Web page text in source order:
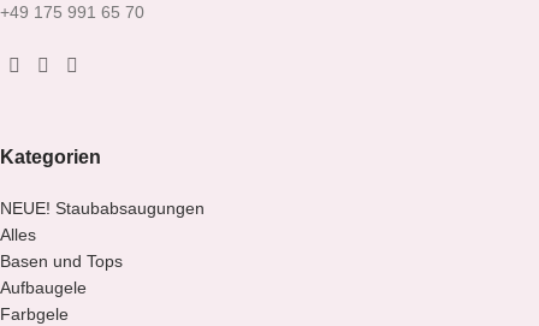
+49 175 991 65 70
Kategorien
NEUE! Staubabsaugungen
Alles
Basen und Tops
Aufbaugele
Farbgele